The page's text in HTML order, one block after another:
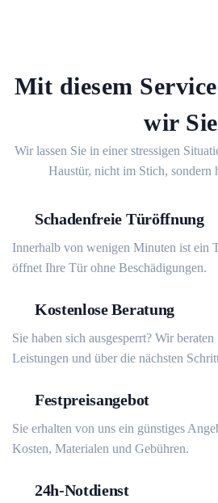
Mit diesem
wir Sie
Wir lassen Sie in einer stressigen
Haustür, nicht im Stich, sondern
Schadenfreie Türöffnung
Innerhalb von wenigen Minuten ist ein
öffnet Ihre Tür ohne Beschädigungen.
Kostenlose Beratung
Sie haben sich ausgesperrt? Wir
Leistungen und über die nächsten
Festpreisangebot
Sie erhalten von uns ein günstiges
Kosten, Materialen und Gebühren.
24h-Notdienst